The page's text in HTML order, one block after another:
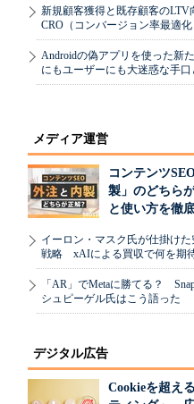
新規顧客獲得と既存顧客のLTV
CRO（コンバージョン率最適
Androidの偽アプリを使った新
にもユーザーにも大迷惑な手口
メディア運営
コンテンツ
製」のどちら
と使い方を徹
イーロン・マスク氏が仕掛け
戦略 xAIによる買収で何を期
「AR」でMetaに勝てる？
シュピーゲル氏はこう語った
デジタル広告
Cookieを超え